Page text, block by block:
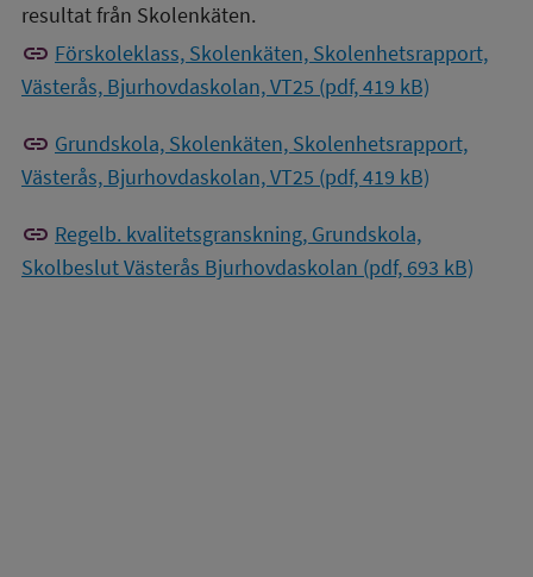
resultat från Skolenkäten.
link Förskoleklass, Skolenkäten, Skolenhetsrapport,
Västerås, Bjurhovdaskolan, VT25 (pdf, 419 kB)
link Grundskola, Skolenkäten, Skolenhetsrapport,
Västerås, Bjurhovdaskolan, VT25 (pdf, 419 kB)
link Regelb. kvalitetsgranskning, Grundskola,
Skolbeslut Västerås Bjurhovdaskolan (pdf, 693 kB)